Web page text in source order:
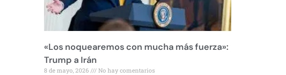
«Los noquearemos con mucha más fuerza»:
Trump a Irán
8 de mayo, 2026 No hay comentarios